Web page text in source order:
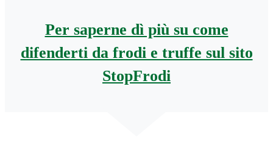
Per saperne dì più su come
difenderti da frodi e truffe sul sito
StopFrodi